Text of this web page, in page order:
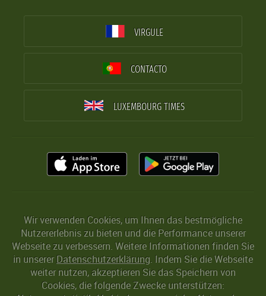
VIRGULE
CONTACTO
LUXEMBOURG TIMES
Wir verwenden Cookies, um Ihnen das bestmögliche
Nutzererlebnis zu bieten und die Performance unserer
Webseite zu verbessern. Weitere Informationen finden Sie
in unserer Datenschutzerklärung. Indem Sie die Webseite
weiter nutzen, akzeptieren Sie das Speichern von
Cookies, die folgende Zwecke unterstützen: